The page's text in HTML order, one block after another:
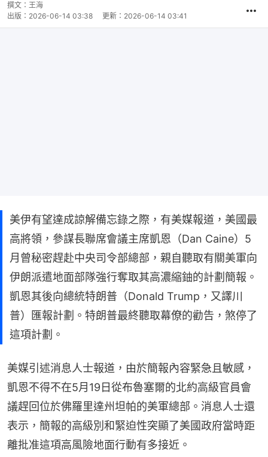
撰文： 王海
出版： 2026-06-14 03:38 更新： 2026-06-14 03:41
美伊有望達成諒解備忘錄之際，有美媒報道，美國最
高將領，參謀長聯席會議主席凱恩（Dan Caine）5
月曾秘密趕赴中央司令部總部，親自聽取有關美軍向
伊朗派遣地面部隊強行奪取其高濃縮鈾的計劃簡報。
凱恩其後向總統特朗普（Donald Trump，又譯川
普）匯報計劃。特朗普最終聽取幕僚的勸告，煞停了
這項計劃。
美媒引述消息人士報道，由於簡報內容緊急且敏感，
凱恩不得不在5月19日從布魯塞爾的北約高級官員會
議趕回位於佛羅里達州坦帕的美軍總部。消息人士還
表示，簡報的高級別和緊迫性突顯了美國政府當時距
離批准這項高風險地面行動有多接近。